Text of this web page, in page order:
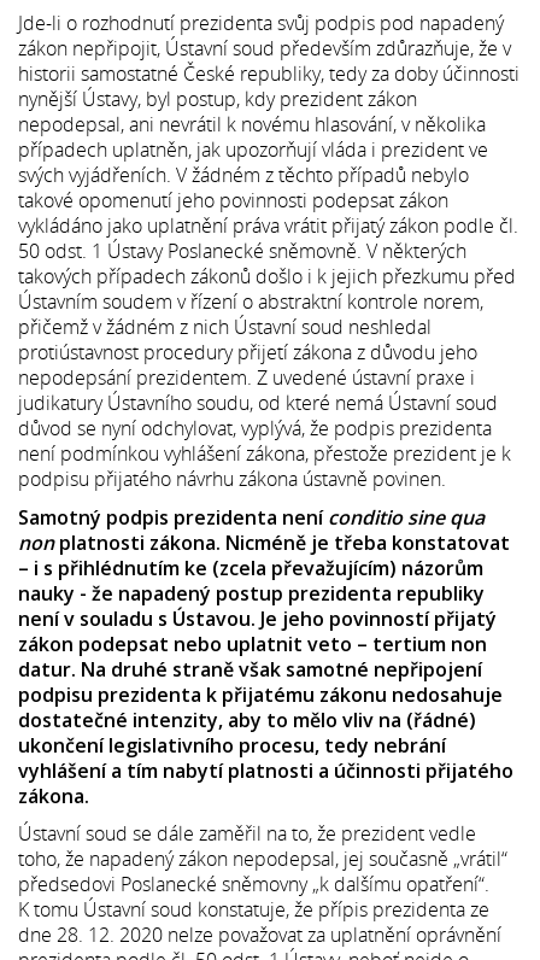
Jde-li o rozhodnutí prezidenta svůj podpis pod napadený
zákon nepřipojit, Ústavní soud především zdůrazňuje, že v
historii samostatné České republiky, tedy za doby účinnosti
nynější Ústavy, byl postup, kdy prezident zákon
nepodepsal, ani nevrátil k novému hlasování, v několika
případech uplatněn, jak upozorňují vláda i prezident ve
svých vyjádřeních. V žádném z těchto případů nebylo
takové opomenutí jeho povinnosti podepsat zákon
vykládáno jako uplatnění práva vrátit přijatý zákon podle čl.
50 odst. 1 Ústavy Poslanecké sněmovně. V některých
takových případech zákonů došlo i k jejich přezkumu před
Ústavním soudem v řízení o abstraktní kontrole norem,
přičemž v žádném z nich Ústavní soud neshledal
protiústavnost procedury přijetí zákona z důvodu jeho
nepodepsání prezidentem. Z uvedené ústavní praxe i
judikatury Ústavního soudu, od které nemá Ústavní soud
důvod se nyní odchylovat, vyplývá, že podpis prezidenta
není podmínkou vyhlášení zákona, přestože prezident je k
podpisu přijatého návrhu zákona ústavně povinen.
Samotný podpis prezidenta neníconditio sine qua
nonplatnosti zákona. Nicméně je třeba konstatovat
– i s přihlédnutím ke (zcela převažujícím) názorům
nauky - že napadený postup prezidenta republiky
není v souladu s Ústavou. Je jeho povinností přijatý
zákon podepsat nebo uplatnit veto – tertium non
datur. Na druhé straně však samotné nepřipojení
podpisu prezidenta k přijatému zákonu nedosahuje
dostatečné intenzity, aby to mělo vliv na (řádné)
ukončení legislativního procesu, tedy nebrání
vyhlášení a tím nabytí platnosti a účinnosti přijatého
zákona.
Ústavní soud se dále zaměřil na to, že prezident vedle
toho, že napadený zákon nepodepsal, jej současně „vrátil“
předsedovi Poslanecké sněmovny „k dalšímu opatření“.
K tomu Ústavní soud konstatuje, že přípis prezidenta ze
dne 28. 12. 2020 nelze považovat za uplatnění oprávnění